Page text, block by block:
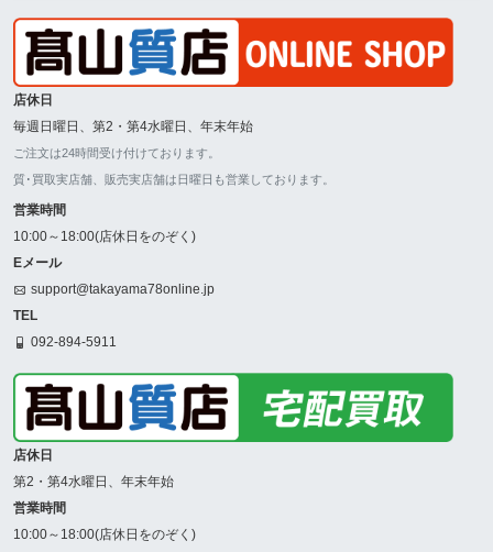
店休日
毎週日曜日、第2・第4水曜日、年末年始
ご注文は24時間受け付けております。
質･買取実店舗、販売実店舗は日曜日も営業しております。
営業時間
10:00～18:00(店休日をのぞく)
Eメール
support@takayama78online.jp
TEL
092-894-5911
店休日
第2・第4水曜日、年末年始
営業時間
10:00～18:00(店休日をのぞく)